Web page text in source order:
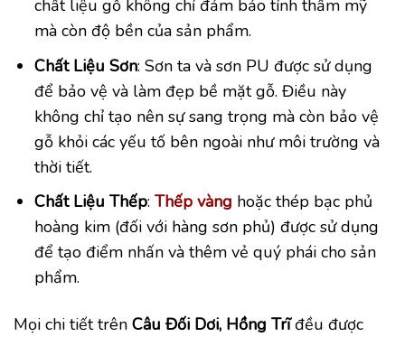
chất liệu gỗ không chỉ đảm bảo tính thẩm mỹ
mà còn độ bền của sản phẩm.
Chất Liệu Sơn: Sơn ta và sơn PU được sử dụng
để bảo vệ và làm đẹp bề mặt gỗ. Điều này
không chỉ tạo nên sự sang trọng mà còn bảo vệ
gỗ khỏi các yếu tố bên ngoài như môi trường và
thời tiết.
Chất Liệu Thếp:Thếp vàng hoặc thép bạc phủ
hoàng kim (đối với hàng sơn phủ) được sử dụng
để tạo điểm nhấn và thêm vẻ quý phái cho sản
phẩm.
Mọi chi tiết trên Câu Đối Dơi, Hồng Trĩđều được